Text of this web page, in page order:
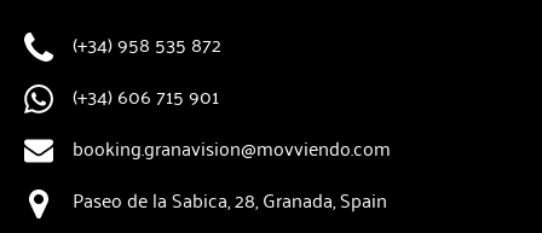
(+34) 958 535 872
(+34) 606 715 901
booking.granavision@movviendo.com
Paseo de la Sabica, 28, Granada, Spain